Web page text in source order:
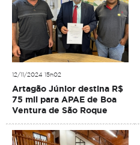
12/11/2024 15h02
Artagão Júnior destina R$
75 mil para APAE de Boa
Ventura de São Roque